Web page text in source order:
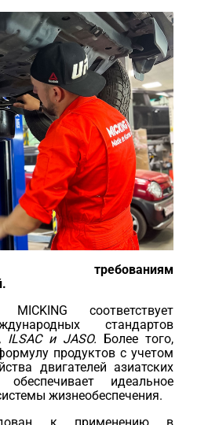
требованиям
соответствует
стандартов
ILSAC и JASO. Более того,
продуктов с учетом
двигателей азиатских
идеальное
жизнеобеспечения.